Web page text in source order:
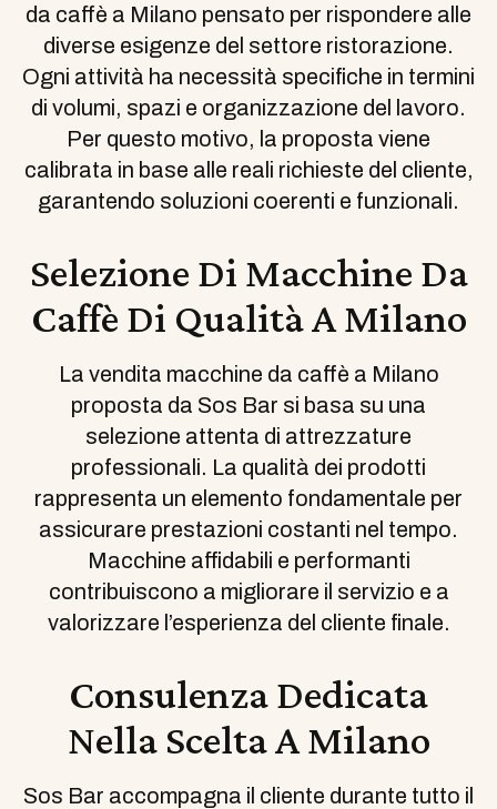
da caffè a Milano pensato per rispondere alle
diverse esigenze del settore ristorazione.
Ogni attività ha necessità specifiche in termini
di volumi, spazi e organizzazione del lavoro.
Per questo motivo, la proposta viene
calibrata in base alle reali richieste del cliente,
garantendo soluzioni coerenti e funzionali.
Selezione Di Macchine Da
Caffè Di Qualità A Milano
La vendita macchine da caffè a Milano
proposta da Sos Bar si basa su una
selezione attenta di attrezzature
professionali. La qualità dei prodotti
rappresenta un elemento fondamentale per
assicurare prestazioni costanti nel tempo.
Macchine affidabili e performanti
contribuiscono a migliorare il servizio e a
valorizzare l’esperienza del cliente finale.
Consulenza Dedicata
Nella Scelta A Milano
Sos Bar accompagna il cliente durante tutto il